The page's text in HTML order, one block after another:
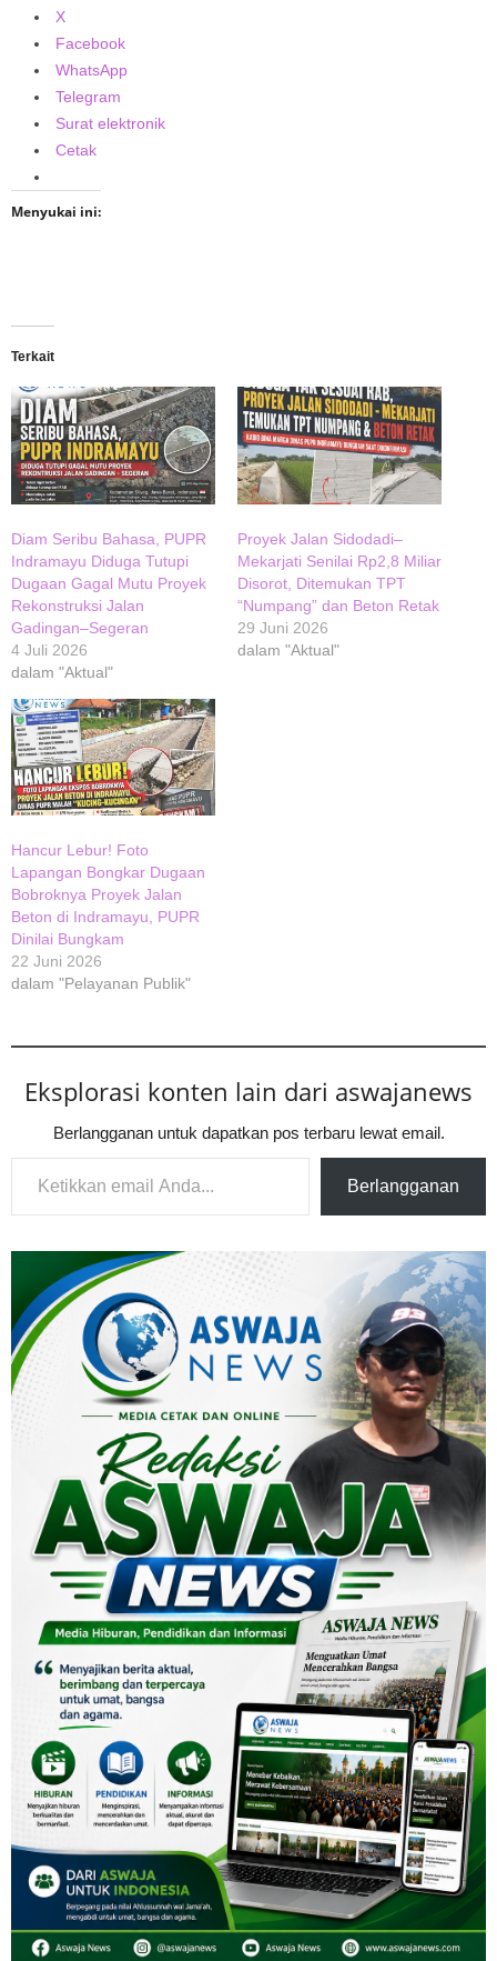
X
Facebook
WhatsApp
Telegram
Surat elektronik
Cetak
Menyukai ini:
Terkait
Diam Seribu Bahasa, PUPR
Indramayu Diduga Tutupi
Dugaan Gagal Mutu Proyek
Rekonstruksi Jalan
Gadingan–Segeran
4 Juli 2026
dalam "Aktual"
Proyek Jalan Sidodadi–
Mekarjati Senilai Rp2,8 Miliar
Disorot, Ditemukan TPT
“Numpang” dan Beton Retak
29 Juni 2026
dalam "Aktual"
Hancur Lebur! Foto
Lapangan Bongkar Dugaan
Bobroknya Proyek Jalan
Beton di Indramayu, PUPR
Dinilai Bungkam
22 Juni 2026
dalam "Pelayanan Publik"
Eksplorasi konten lain dari aswajanews
Berlangganan untuk dapatkan pos terbaru lewat email.
Ketikkan email Anda...
Berlangganan